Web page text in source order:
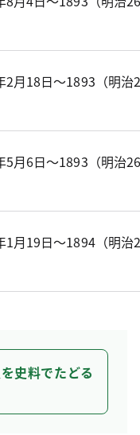
2月18日～1893（明治
5月6日～1893（明治
1月19日～1894（明治
史料でたどる